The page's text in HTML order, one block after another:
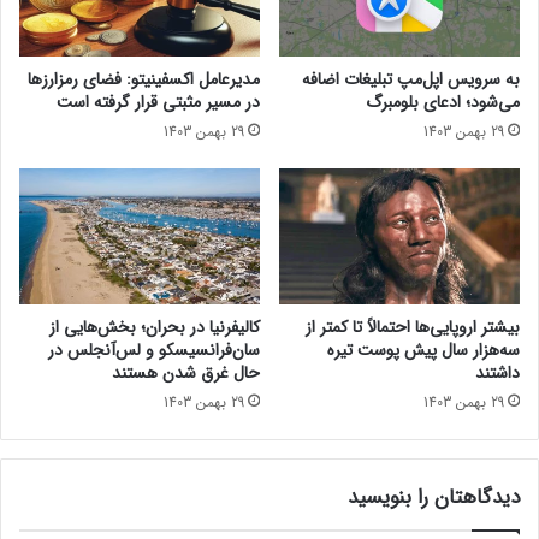
:
ح
ل
ق
ه‌
ه
ا
ی
د
ر
د
ر
ب
ی
ب
ه‌‌
آ
ف
ا
م‌
ا
م
ه
ه
م
ک
ی
ا
م
ا
ر
به سرویس اپل‌مپ تبلیغات اضافه
می‌شود؛ ادعای بلومبرگ
29 بهمن 1403
مدیرعامل اکسفینیتو:‌ فضای رمزارزها
در مسیر مثبتی قرار گرفته است
29 بهمن 1403
بیشتر اروپایی‌ها احتمالاً تا کمتر از
سه‌هزار سال پیش پوست تیره
داشتند
29 بهمن 1403
کالیفرنیا در بحران؛ بخش‌هایی از
سان‌فرانسیسکو و لس‌آنجلس در
حال غرق شدن هستند
29 بهمن 1403
دیدگاهتان را بنویسید